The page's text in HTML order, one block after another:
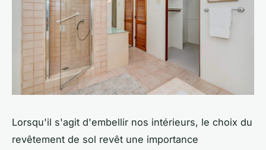
Lorsqu'il s'agit d'embellir nos intérieurs, le choix du
revêtement de sol revêt une importance